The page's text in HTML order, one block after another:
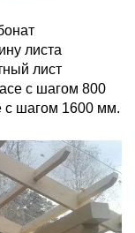
листа
лист
с шагом 800
шагом 1600 мм.